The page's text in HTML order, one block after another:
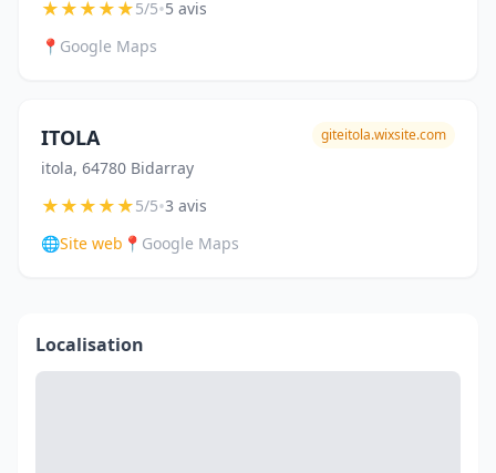
★★★★★5/5•5 avis
📍 Google Maps
ITOLA
itola, 64780 Bidarray
giteitola.wixsite.com
★★★★★5/5•3 avis
🌐Site web 📍 Google Maps
Localisation